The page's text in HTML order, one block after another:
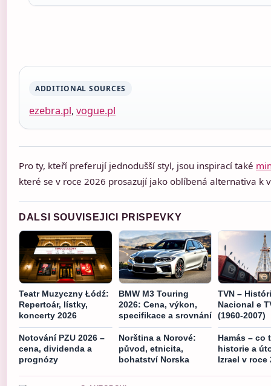
ADDITIONAL SOURCES
ezebra.pl, vogue.pl
Pro ty, kteří preferují jednodušší styl, jsou inspirací také
které se v roce 2026 prosazují jako oblíbená alternativa k
DALSI SOUVISEJICI PRISPEVKY
Teatr Muzyczny Łódź:
Repertoár, lístky,
koncerty 2026
BMW M3 Touring
2026: Cena, výkon,
specifikace a srovnání
TVN –
Nacional e
(1960-2007)
Notování PZU 2026 –
cena, dividenda a
prognózy
Norština a Norové:
původ, etnicita,
bohatství Norska
Hamás – co
historie a
Izrael v roce